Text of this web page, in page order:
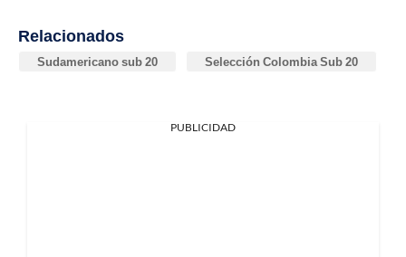
Relacionados
Sudamericano sub 20 Selección Colombia Sub 20
PUBLICIDAD